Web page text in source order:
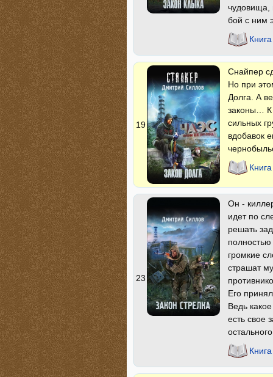
чудовища,
бой с ним
19
Снайпер
Но при
Долга. А
законы… К
сильных
вдобавок
23
Он -
идет по
решать
громкие
страшат
Его
Ведь
есть свое